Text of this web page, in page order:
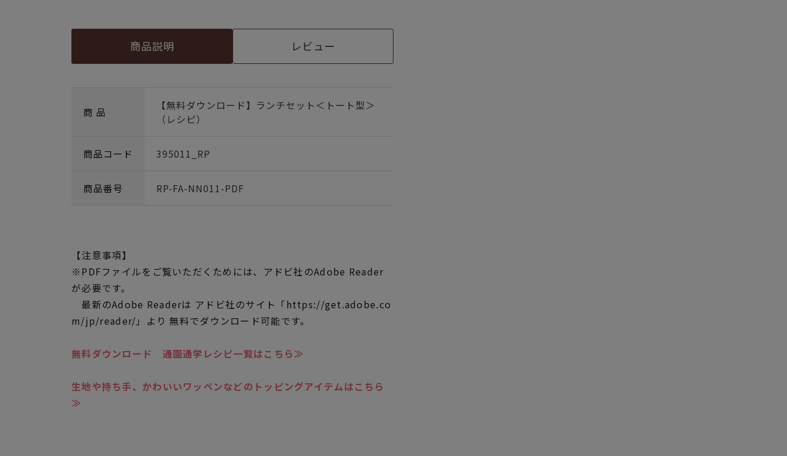
商品説明 レビュー
商 品
【無料ダウンロード】ランチセット＜トート型＞
（レシピ）
商品コード 395011_RP
商品番号 RP-FA-NN011-PDF
【注意事項】
※PDFファイルをご覧いただくためには、アドビ社のAdobe Reader
が必要です。
最新のAdobe Readerは アドビ社のサイト「https://get.adobe.co
m/jp/reader/」より 無料でダウンロード可能です。
無料ダウンロード 通園通学レシピ一覧はこちら≫
生地や持ち手、かわいいワッペンなどのトッピングアイテムはこちら
≫